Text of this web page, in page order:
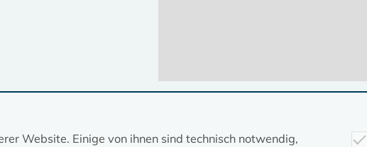
Diese Seite gehört zum Portal kirche-
Website. Einige von ihnen sind technisch notwendig,